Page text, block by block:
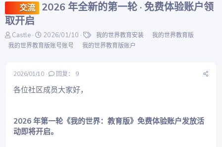
交流
2026 年全新的第一轮 · 免费体验账户领
取开启
主
题
人
Castle
开
始
2026/01/10
标
签
我的世界教育安装
我的世界教育版
我的世界教育版账号账号
我的世界教育版账户
2026/01/10 回复： 9
各位社区成员大家好，
2026 年第一轮《我的世界：教育版》免费体验账户发放活
动即将开启。